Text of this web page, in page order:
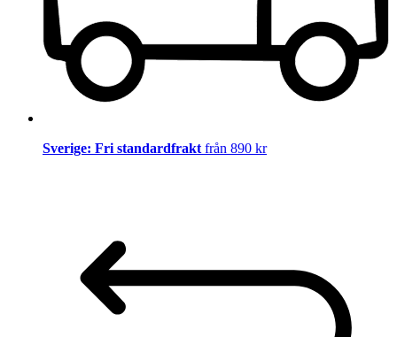
Sverige: Fri standardfrakt från 890 kr